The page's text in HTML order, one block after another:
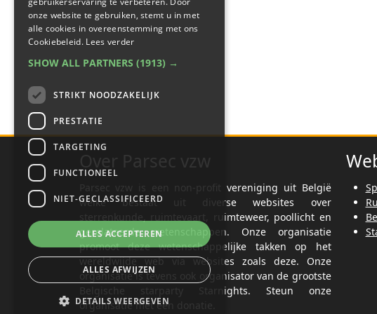
Parsec vzw is een non-profit vereniging uit België
welke bestaat uit diverse websites over
sterrenkunde, ruimtevaart, ruimteweer, poollicht en
gerelateerde wetenschappen. Onze organisatie
promoot deze wetenschappelijke takken op het
wereldwijde web via websites zoals deze. Onze
organisatie is tevens ook organisator van de grootste
Belgische starparty Starnights. Steun onze
organisatie met een donatie.
onze website te gebruiken, stemt u in met
alle cookies in overeenstemming met ons
Cookiebeleid. Lees verder
SHOW ALL PARTNERS (1913) →
STRIKT NOODZAKELIJK
PRESTATIE
TARGETING
FUNCTIONEEL
NIET-GECLASSIFICEERD
ALLES ACCEPTEREN
ALLES AFWIJZEN
DETAILS WEERGEVEN